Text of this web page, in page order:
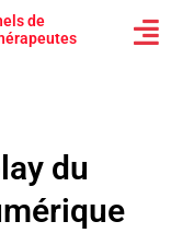
de
du